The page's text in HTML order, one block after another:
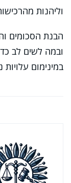
וליהנות
הבנת הסכומים
ובמה לשים לב
במינימום עלויות